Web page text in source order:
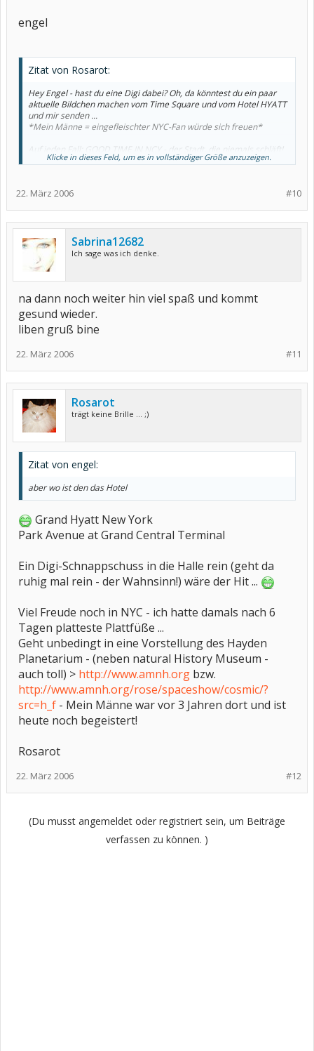
engel
Zitat von Rosarot:
Hey Engel - hast du eine Digi dabei? Oh, da könntest du ein paar
aktuelle Bildchen machen vom Time Square und vom Hotel HYATT
und mir senden ...
*Mein Männe = eingefleischter NYC-Fan würde sich freuen*
Auf jeden Fall: GOOD TIME IN NCY - der Stadt, die niemals schläft!
(außer an Sylvesternacht 2000 ab 02.30 Uhr - da gabs in ganz NYC
Klicke in dieses Feld, um es in vollständiger Größe anzuzeigen.
#10
22. März 2006
Sabrina12682
Ich sage was ich denke.
na dann noch weiter hin viel spaß und kommt
gesund wieder.
liben gruß bine
#11
22. März 2006
Rosarot
trägt keine Brille ... ;)
Zitat von engel:
aber wo ist den das Hotel
Grand Hyatt New York
Park Avenue at Grand Central Terminal
Ein Digi-Schnappschuss in die Halle rein (geht da
ruhig mal rein - der Wahnsinn!) wäre der Hit ...
Viel Freude noch in NYC - ich hatte damals nach 6
Tagen platteste Plattfüße ...
Geht unbedingt in eine Vorstellung des Hayden
Planetarium - (neben natural History Museum -
auch toll) > http://www.amnh.org bzw.
http://www.amnh.org/rose/spaceshow/cosmic/?
src=h_f - Mein Männe war vor 3 Jahren dort und ist
heute noch begeistert!
Rosarot
#12
22. März 2006
(Du musst angemeldet oder registriert sein, um Beiträge
verfassen zu können. )